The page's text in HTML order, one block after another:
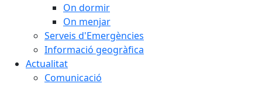
On dormir
On menjar
Serveis d'Emergències
Informació geogràfica
Actualitat
Comunicació